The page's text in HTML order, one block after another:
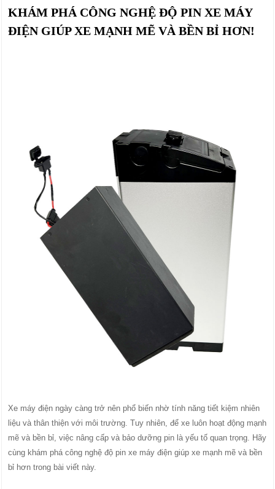
KHÁM PHÁ CÔNG NGHỆ ĐỘ PIN XE MÁY
ĐIỆN GIÚP XE MẠNH MẼ VÀ BỀN BỈ HƠN!
Xe máy điện ngày càng trở nên phổ biến nhờ tính năng tiết kiệm nhiên
liệu và thân thiện với môi trường. Tuy nhiên, để xe luôn hoạt động mạnh
mẽ và bền bỉ, việc nâng cấp và bảo dưỡng pin là yếu tố quan trọng. Hãy
cùng khám phá công nghệ độ pin xe máy điện giúp xe mạnh mẽ và bền
bỉ hơn trong bài viết này.